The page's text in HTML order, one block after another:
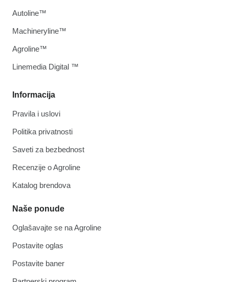
Informacija
Pravila i uslovi
Politika privatnosti
Saveti za bezbednost
Recenzije o Agroline
Katalog brendova
Naše ponude
Oglašavajte se na Agroline
Postavite oglas
Postavite baner
Autoline™
Machineryline™
Agroline™
Linemedia Digital ™